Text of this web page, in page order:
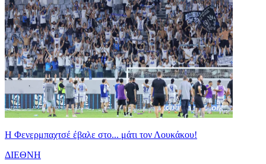
Η Φενερμπαχτσέ έβαλε στο... μάτι τον Λουκάκου!
ΔΙΕΘΝΗ